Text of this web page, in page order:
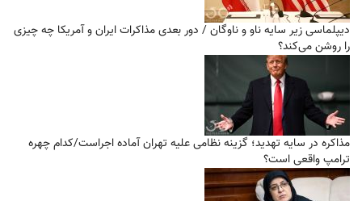
دیپلماسی زیر سایه ناو و ناوگان / دور بعدی مذاکرات ایران و آمریکا چه چیزی
را روشن می‌کند؟
مذاکره در سایه تهدید؛ گزینه نظامی علیه تهران آماده اجراست/کدام چهره
ترامپ واقعی است؟